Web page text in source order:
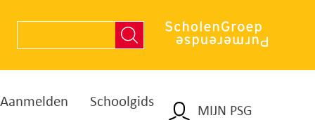
Aanmelden Schoolgids MIJN PSG